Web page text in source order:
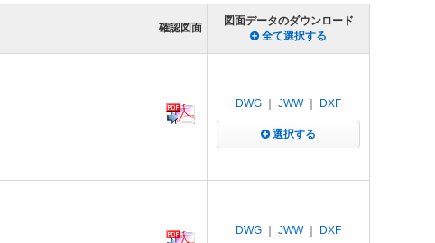
確認図面
図面データのダウンロード
全て選択する
DWG JWW｜ DXF
選択する
DWG JWW｜ DXF